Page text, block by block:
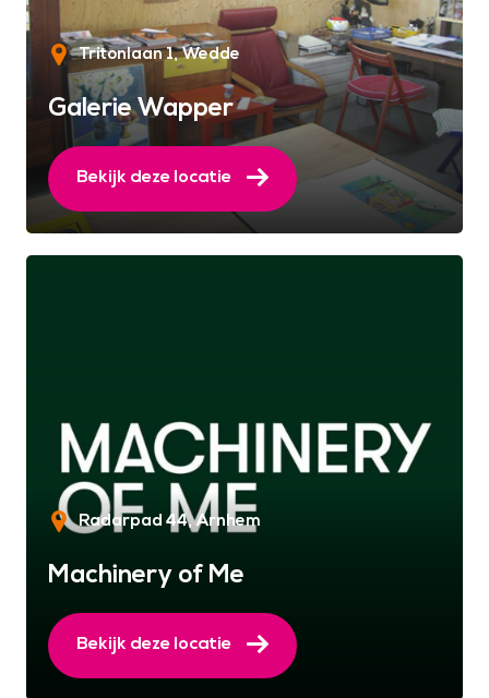
Tritonlaan 1 Wedde
Galerie Wapper
Bekijk deze locatie
Radarpad 44 Arnhem
Machinery of Me
Bekijk deze locatie